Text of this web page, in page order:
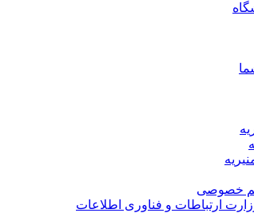
خصوصی
ارتباطات و فناوری اطلاعات